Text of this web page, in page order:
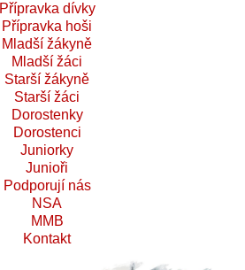
Přípravka dívky
Přípravka hoši
Mladší žákyně
Mladší žáci
Starší žákyně
Starší žáci
Dorostenky
Dorostenci
Juniorky
Junioři
Podporují nás
NSA
MMB
Kontakt